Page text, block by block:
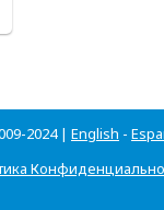
2024 | English -